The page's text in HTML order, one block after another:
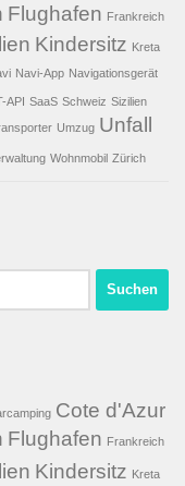
Flughafen Frankreich
Kindersitz Kreta
Navi-App Navigationsgerät
API SaaS Schweiz Sizilien
Umzug Unfall
Wohnmobil Zürich
Cote d'Azur
Flughafen Frankreich
Kindersitz Kreta